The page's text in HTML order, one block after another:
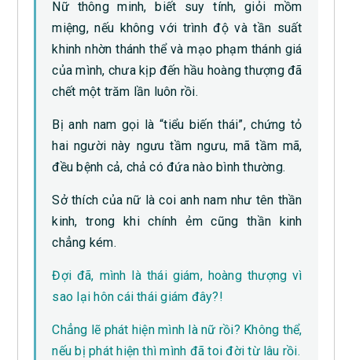
Nữ thông minh, biết suy tính, giỏi mồm
miệng, nếu không với trình độ và tần suất
khinh nhờn thánh thể và mạo phạm thánh giá
của mình, chưa kịp đến hầu hoàng thượng đã
chết một trăm lần luôn rồi.
Bị anh nam gọi là “tiểu biến thái”, chứng tỏ
hai người này ngưu tầm ngưu, mã tầm mã,
đều bệnh cả, chả có đứa nào bình thường.
Sở thích của nữ là coi anh nam như tên thần
kinh, trong khi chính ẻm cũng thần kinh
chẳng kém.
Đợi đã, mình là thái giám, hoàng thượng vì
sao lại hôn cái thái giám đây?!
Chẳng lẽ phát hiện mình là nữ rồi? Không thể,
nếu bị phát hiện thì mình đã toi đời từ lâu rồi.